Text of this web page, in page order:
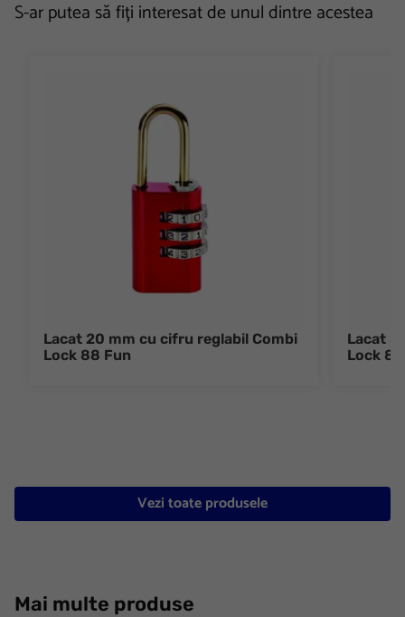
S-ar putea să fiți interesat de unul dintre acestea
Lacat 20 mm cu cifru reglabil Combi
Lock 88 Fun
Lacat
Lock
Vezi toate produsele
Mai multe produse